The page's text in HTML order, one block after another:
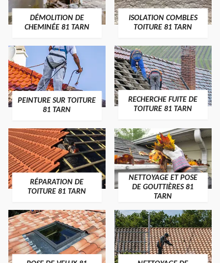
DÉMOLITION DE
CHEMINÉE 81 TARN
ISOLATION COMBLES
TOITURE 81 TARN
PEINTURE SUR TOITURE
81 TARN
RECHERCHE FUITE DE
TOITURE 81 TARN
RÉPARATION DE
TOITURE 81 TARN
NETTOYAGE ET POSE
DE GOUTTIÈRES 81
TARN